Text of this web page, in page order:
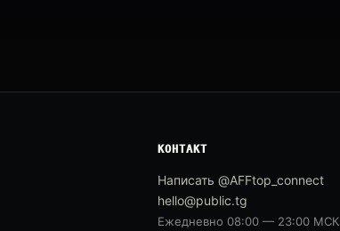
КОНТАКТ
Написать @AFFtop_connect
hello@public.tg
Ежедневно 08:00 — 23:00 МСК